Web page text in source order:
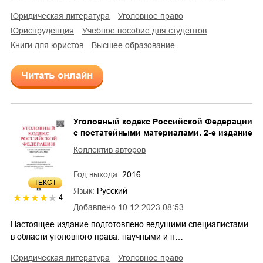
юридическая литература
уголовное право
юриспруденция
учебное пособие для студентов
книги для юристов
высшее образование
Читать онлайн
ТЕКСТ
4
Добавлено 10.12.2023 08:53
Уголовный кодекс Российской Федерации
с постатейными материалами. 2-е издание
Коллектив авторов
Год выхода: 2016
Язык: Русский
Настоящее издание подготовлено ведущими специалистами
в области уголовного права: научными и п…
юридическая литература
уголовное право